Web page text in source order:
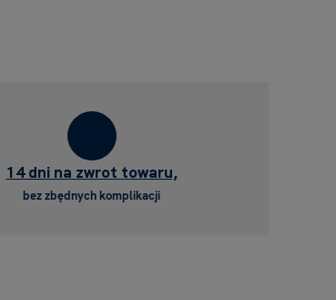
14 dni na zwrot towaru,
bez zbędnych komplikacji